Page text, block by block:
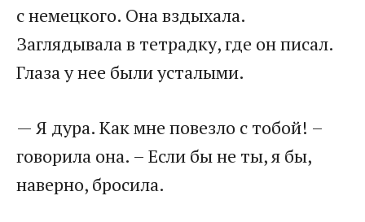
с немецкого. Она вздыхала.
Заглядывала в тетрадку, где он писал.
Глаза у нее были усталыми.
— Я дура. Как мне повезло с тобой! –
говорила она. – Если бы не ты, я бы,
наверно, бросила.